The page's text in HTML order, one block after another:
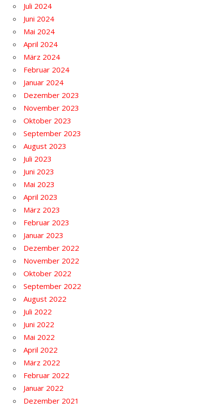
Juli 2024
Juni 2024
Mai 2024
April 2024
März 2024
Februar 2024
Januar 2024
Dezember 2023
November 2023
Oktober 2023
September 2023
August 2023
Juli 2023
Juni 2023
Mai 2023
April 2023
März 2023
Februar 2023
Januar 2023
Dezember 2022
November 2022
Oktober 2022
September 2022
August 2022
Juli 2022
Juni 2022
Mai 2022
April 2022
März 2022
Februar 2022
Januar 2022
Dezember 2021